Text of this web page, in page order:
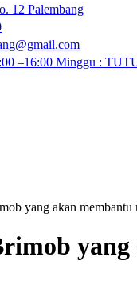
12 Palembang
–16:00 Minggu :
yang akan membantu